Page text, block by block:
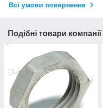
Всі умови повернення
Подібні товари компанії